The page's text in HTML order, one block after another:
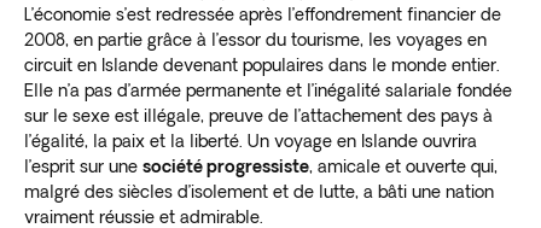
L’économie s’est redressée après l’effondrement financier de
2008, en partie grâce à l’essor du tourisme, les voyages en
circuit en Islande devenant populaires dans le monde entier.
Elle n’a pas d’armée permanente et l’inégalité salariale fondée
sur le sexe est illégale, preuve de l’attachement des pays à
l’égalité, la paix et la liberté. Un voyage en Islande ouvrira
l’esprit sur une société progressiste, amicale et ouverte qui,
malgré des siècles d’isolement et de lutte, a bâti une nation
vraiment réussie et admirable.